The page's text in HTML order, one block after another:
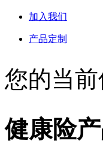
加入我们
产品定制
您的当前
健康险